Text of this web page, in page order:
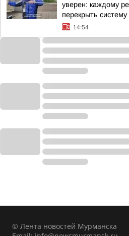
уверен: каждому
перекрыть
14:54
© Лента новостей Мурманска